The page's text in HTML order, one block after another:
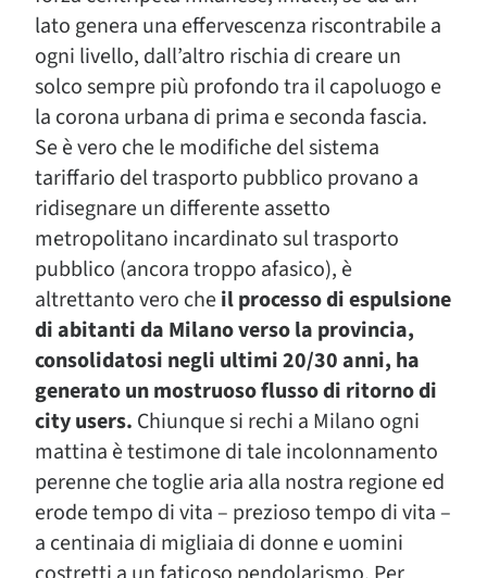
lato genera una effervescenza riscontrabile a
ogni livello, dall’altro rischia di creare un
solco sempre più profondo tra il capoluogo e
la corona urbana di prima e seconda fascia.
Se è vero che le modifiche del sistema
tariffario del trasporto pubblico provano a
ridisegnare un differente assetto
metropolitano incardinato sul trasporto
pubblico (ancora troppo afasico), è
altrettanto vero cheil processo di espulsione
di abitanti da Milano verso la provincia,
consolidatosi negli ultimi 20/30 anni, ha
generato un mostruoso flusso di ritorno di
city users. Chiunque si rechi a Milano ogni
mattina è testimone di tale incolonnamento
perenne che toglie aria alla nostra regione ed
erode tempo di vita – prezioso tempo di vita –
a centinaia di migliaia di donne e uomini